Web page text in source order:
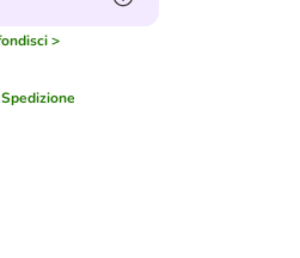
>
Spedizione